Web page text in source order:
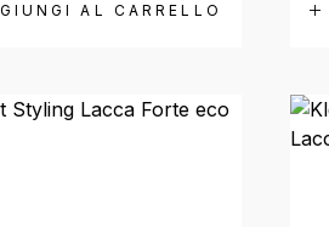
AL CARRELLO